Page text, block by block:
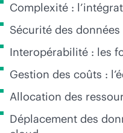
Complexité :
Sécurité des
Interopérabilité : les
Gestion des coûts :
Allocation des
Déplacement des